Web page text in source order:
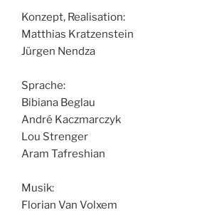
Konzept, Realisation:
Matthias Kratzenstein
Jürgen Nendza
Sprache:
Bibiana Beglau
André Kaczmarczyk
Lou Strenger
Aram Tafreshian
Musik:
Florian Van Volxem